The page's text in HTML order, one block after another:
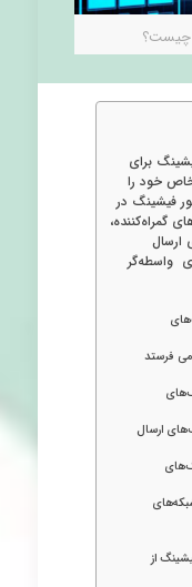
چیست؟
برای
خود را
فیشینگ در
گمراه‌کننده،
ارسال
واسطه‌گر
می فرستد
ارسال
از